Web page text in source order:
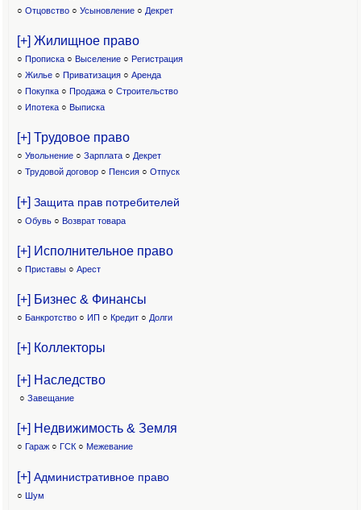
○ Отцовство○ Усыновление ○ Декрет
[+] Жилищное право
○ Прописка ○ Выселение ○ Регистрация
○ Жилье ○ Приватизация ○ Аренда
○ Покупка ○ Продажа ○ Строительство
○ Ипотека ○ Выписка
[+] Трудовое право
○ Увольнение ○ Зарплата ○ Декрет
○ Трудовой договор ○ Пенсия ○ Отпуск
[+] Защита прав потребителей
○ Обувь ○ Возврат товара
[+] Исполнительное право
○ Приставы ○ Арест
[+] Бизнес & Финансы
○ Банкротство ○ ИП ○ Кредит ○ Долги
[+] Коллекторы
[+] Наследство
○ Завещание
[+] Недвижимость & Земля
○ Гараж ○ ГСК ○ Межевание
[+] Административное право
○ Шум